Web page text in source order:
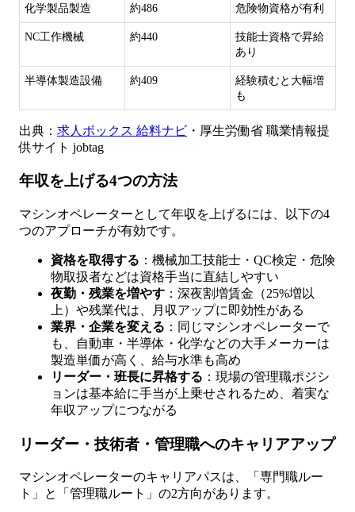
化学製品製造 約486 危険物資格が有利
NC工作機械 約440
技能士資格で昇給
あり
半導体製造設備 約409
経験積むと大幅増
も
出典： 求人ボックス 給料ナビ ・厚生労働省 職業情報提
供サイト jobtag
年収を上げる4つの方法
マシンオペレーターとして年収を上げるには、以下の4
つのアプローチが有効です。
資格を取得する ：機械加工技能士・QC検定・危険
物取扱者などは資格手当に直結しやすい
夜勤・残業を増やす ：深夜割増賃金（25%増以
上）や残業代は、月収アップに即効性がある
業界・企業を変える ：同じマシンオペレーターで
も、自動車・半導体・化学などの大手メーカーは
製造単価が高く、給与水準も高め
リーダー・班長に昇格する ：現場の管理職ポジシ
ョンは基本給に手当が上乗せされるため、着実な
年収アップにつながる
リーダー・技術者・管理職へのキャリアアップ
マシンオペレーターのキャリアパスは、「専門職ルー
ト」と「管理職ルート」の2方向があります。